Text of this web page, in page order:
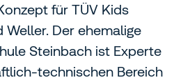
für TÜV Kids
Der ehemalige
Steinbach ist Experte
technischen Bereich